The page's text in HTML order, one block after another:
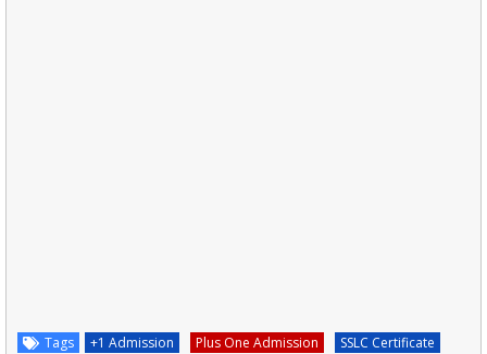
Tags +1 Admission Plus One Admission
SSLC Certificate